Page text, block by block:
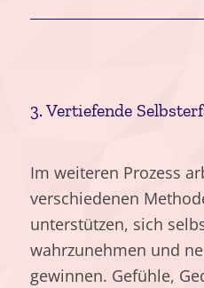
3. Vertiefende
Im weiteren Prozess
verschiedenen
unterstützen, sich
wahrzunehmen und
gewinnen. Gefühle,